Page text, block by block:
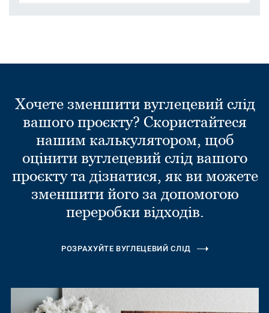
Хочете зменшити вуглецевий слід
вашого проєкту? Скористайтеся
нашим калькулятором, щоб
оцінити вуглецевий слід вашого
проєкту та дізнатися, як ви можете
зменшити його за допомогою
переробки відходів.
РОЗРАХУЙТЕ ВУГЛЕЦЕВИЙ СЛІД